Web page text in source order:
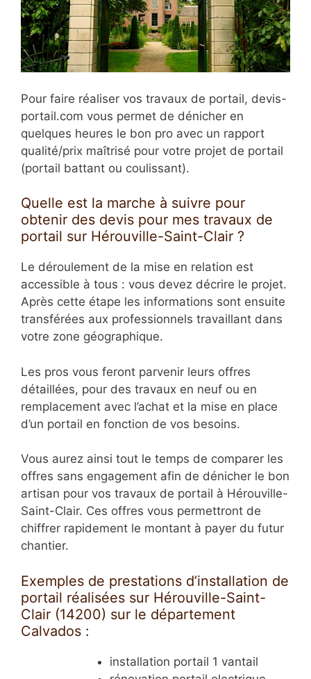
Pour faire réaliser vos travaux de portail, devis-
portail.com vous permet de dénicher en
quelques heures le bon pro avec un rapport
qualité/prix maîtrisé pour votre projet de portail
(portail battant ou coulissant).
Quelle est la marche à suivre pour
obtenir des devis pour mes travaux de
portail sur Hérouville-Saint-Clair ?
Le déroulement de la mise en relation est
accessible à tous : vous devez décrire le projet.
Après cette étape les informations sont ensuite
transférées aux professionnels travaillant dans
votre zone géographique.
Les pros vous feront parvenir leurs offres
détaillées, pour des travaux en neuf ou en
remplacement avec l’achat et la mise en place
d’un portail en fonction de vos besoins.
Vous aurez ainsi tout le temps de comparer les
offres sans engagement afin de dénicher le bon
artisan pour vos travaux de portail à Hérouville-
Saint-Clair. Ces offres vous permettront de
chiffrer rapidement le montant à payer du futur
chantier.
Exemples de prestations d’installation de
portail réalisées sur Hérouville-Saint-
Clair (14200) sur le département
Calvados :
installation portail 1 vantail